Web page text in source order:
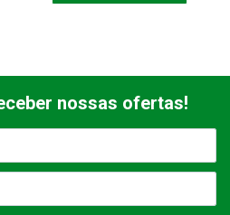
nossas ofertas!